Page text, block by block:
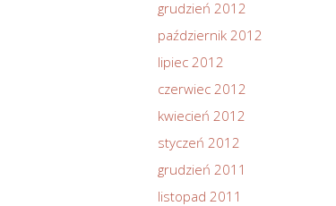
grudzień 2012
październik 2012
lipiec 2012
czerwiec 2012
kwiecień 2012
styczeń 2012
grudzień 2011
listopad 2011